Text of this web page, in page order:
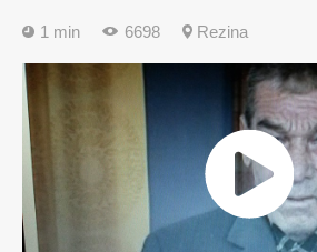
1 min 6698 Rezina